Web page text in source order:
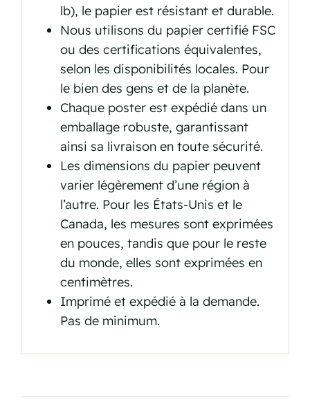
lb), le papier est résistant et durable.
Nous utilisons du papier certifié FSC
ou des certifications équivalentes,
selon les disponibilités locales. Pour
le bien des gens et de la planète.
Chaque poster est expédié dans un
emballage robuste, garantissant
ainsi sa livraison en toute sécurité.
Les dimensions du papier peuvent
varier légèrement d’une région à
l’autre. Pour les États-Unis et le
Canada, les mesures sont exprimées
en pouces, tandis que pour le reste
du monde, elles sont exprimées en
centimètres.
Imprimé et expédié à la demande.
Pas de minimum.